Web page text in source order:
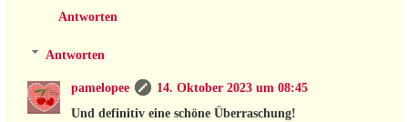
Antworten
Antworten
pamelopee
14. Oktober 2023 um 08:45
Und definitiv eine schöne Überraschung!